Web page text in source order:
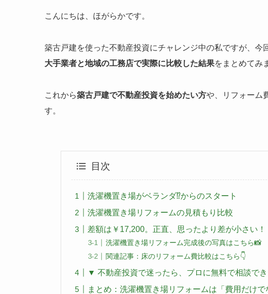
こんにちは、ほがらかです。
築古戸建を使った不動産投資にチャレンジ中の私ですが、今
大手業者と地域の工務店で実際に比較した結果をまとめてみ
これから築古戸建で不動産投資を始めたい方や、リフォーム
す。
目次
洗濯機置き場がベランダ⁉️からのスタート
洗濯機置き場リフォームの見積もり比較
差額は￥17,200。正直、思ったより差が小さい！
洗濯機置き場リフォーム完成後の写真はこちら📸
関連記事：床のリフォーム費比較はこちら👇
▼ 不動産投資で迷ったら、プロに無料で相談でき
まとめ：洗濯機置き場リフォームは「費用だけ